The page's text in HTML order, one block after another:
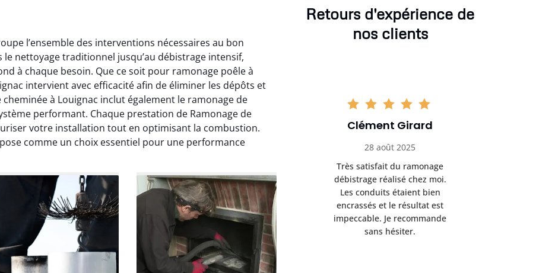
l’ensemble des interventions nécessaires au bon
nettoyage traditionnel jusqu’au débistrage intensif,
à chaque besoin. Que ce soit pour ramonage poêle à
intervient avec efficacité afin de éliminer les dépôts et
à Louignac inclut également le ramonage de
performant. Chaque prestation de Ramonage de
votre installation tout en optimisant la combustion.
comme un choix essentiel pour une performance
Retours d'expérience de
nos clients
Nicolas Perrin
22 janvier 2026
pour le ramonage
On sent tout de
la différence au niveau
du tirage. Très satisfait.
Yannick Morel
12 juillet 2025
pour le ramonage débistrage
de ma cheminée. Le tirage
est nettement meilleur et
plus aucune odeur. Travail
propre et rapide.
Clément Girard
28 août 2025
Très satisfait du ramonage
débistrage réalisé chez moi.
Les conduits étaient bien
encrassés et le résultat est
impeccable. Je recommande
sans hésiter.